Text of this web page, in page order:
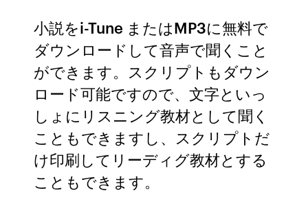
小説をi-Tune またはMP3に無料で
ダウンロードして音声で聞くこと
ができます。スクリプトもダウン
ロード可能ですので、文字といっ
しょにリスニング教材として聞く
こともできますし、スクリプトだ
け印刷してリーディグ教材とする
こともできます。